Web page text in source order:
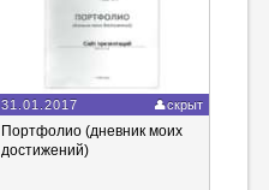
31.01.2017 скрыт
Портфолио (дневник моих
достижений)